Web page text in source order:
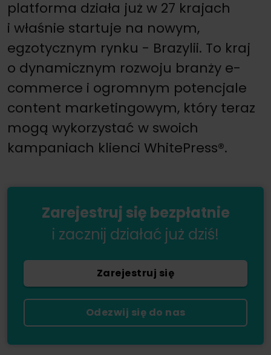
platforma działa już w 27 krajach
i właśnie startuje na nowym,
egzotycznym rynku - Brazylii. To kraj
o dynamicznym rozwoju branży e-
commerce i ogromnym potencjale
content marketingowym, który teraz
mogą wykorzystać w swoich
kampaniach klienci WhitePress®.
Zarejestruj się bezpłatnie
i zacznij działać już dziś!
Zarejestruj się
Odezwij się do nas